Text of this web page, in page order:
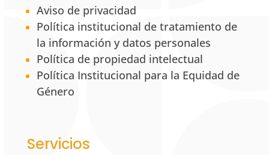
Aviso de privacidad
Política institucional de tratamiento de
la información y datos personales
Política de propiedad intelectual
Política Institucional para la Equidad de
Género
Servicios